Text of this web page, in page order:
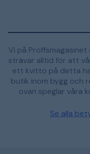
Vi på
strävar alltid för att
ett kvitto på detta
butik inom bygg och
ovan speglar våra
Se alla